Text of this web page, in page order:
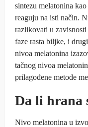
sintezu melatonina
reaguju na isti način.
razlikovati u
faze rasta biljke, i
nivoa melatonina
tačnog nivoa
prilagođene metode
Da li hrana
Nivo melatonina u